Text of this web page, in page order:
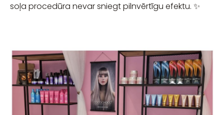
soļa procedūra nevar sniegt pilnvērtīgu efektu. ✨